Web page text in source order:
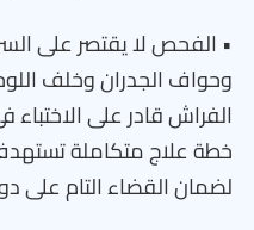
• الفحص لا يقتصر على
وحواف الجدران وخلف
الفراش قادر على
خطة علاج متكاملة
لضمان القضاء التام على